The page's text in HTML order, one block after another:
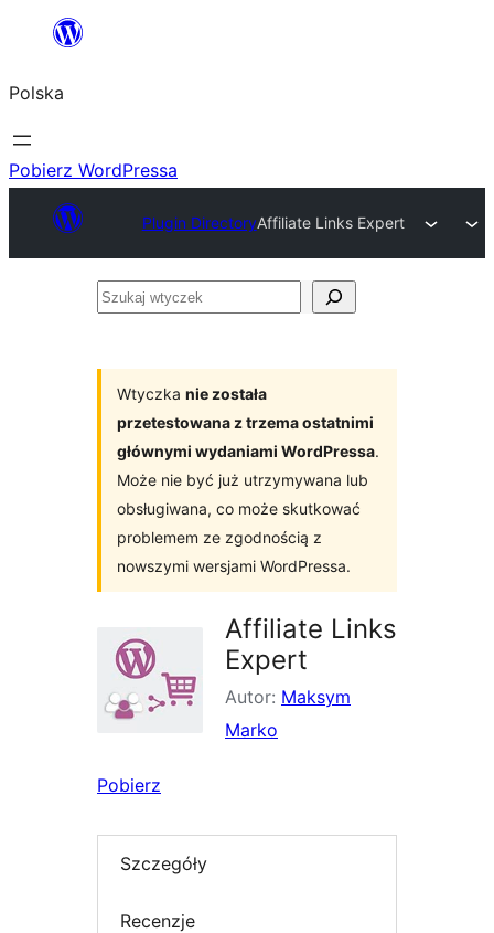
Przejdź
treści
Polska
Pobierz WordPressa
Plugin DirectoryAffiliate Links Expert
Szukaj
Wtyczka nie została
przetestowana z trzema ostatnimi
głównymi wydaniami WordPressa.
Może nie być już utrzymywana lub
obsługiwana, co może skutkować
problemem ze zgodnością z
nowszymi wersjami WordPressa.
Affiliate Links
Expert
Autor: Maksym
Marko
Pobierz
Szczegóły
Recenzje